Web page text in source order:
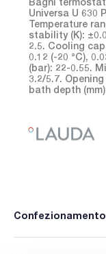
Universa U 630
Temperature
stability (K):
2.5. Cooling
0.12 (-20 °C),
(bar): 22-0.55.
3.2/5.7.
bath depth
Confezionamento